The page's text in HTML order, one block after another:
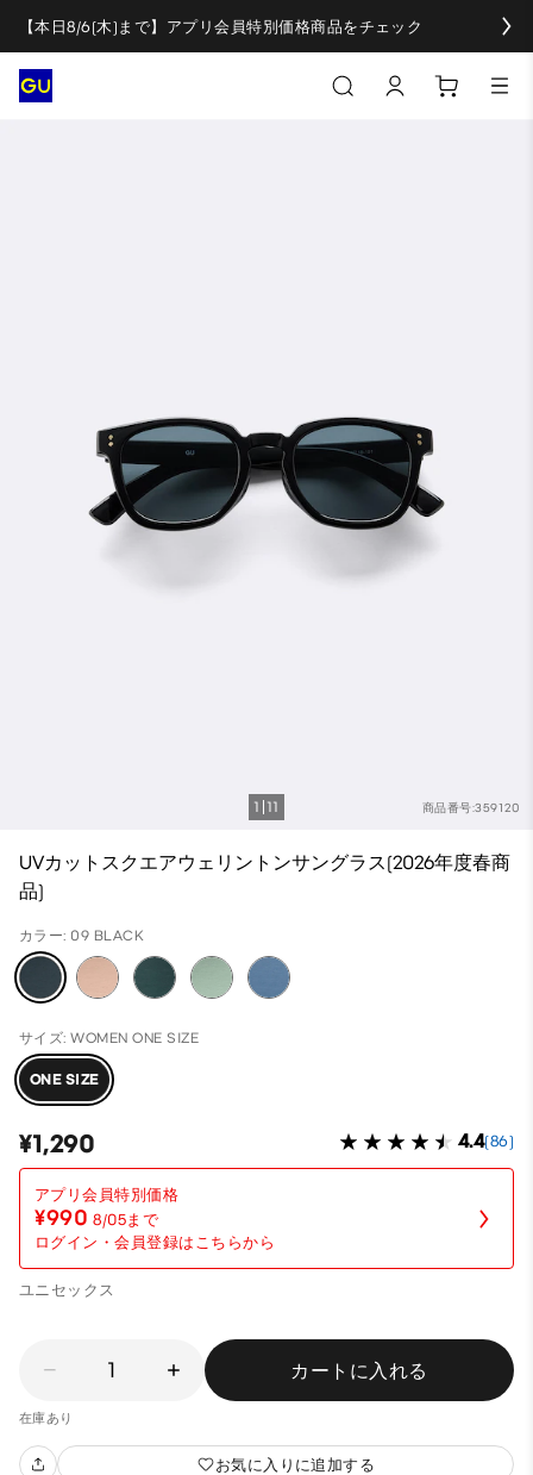
【本日8/6(木)まで】アプリ会員特別価格商品をチェック
商品番号:359120
1 11
UVカットスクエアウェリントンサングラス(2026年度春商
品)
カラー: 09 BLACK
サイズ: WOMEN ONE SIZE
ONE SIZE
¥1,290 4.4(86)
¥990 8/05まで
ログイン・会員登録はこちらから
ユニセックス
1 カートに入れる
在庫あり
お気に入りに追加する